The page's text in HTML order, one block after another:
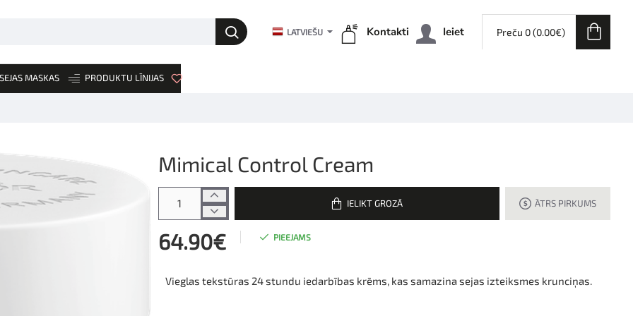
LATVIEŠU Kontakti Ieiet Preču 0 (0.00€)
SEJAS MASKAS PRODUKTU LĪNIJAS
Mimical Control Cream
64.90€ PIEEJAMS
IELIKT GROZĀ ĀTRS PIRKUMS
Vieglas tekstūras 24 stundu iedarbības krēms, kas samazina sejas izteiksmes krunciņas.